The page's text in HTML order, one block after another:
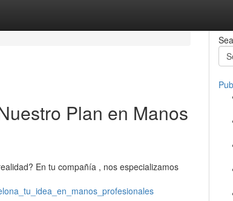
Plan en Manos
En tu compañía , nos especializamos